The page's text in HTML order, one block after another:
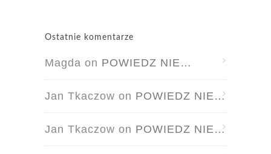
Ostatnie komentarze
Magda on POWIEDZ NIE…
Jan Tkaczow on POWIEDZ NIE…
Jan Tkaczow on POWIEDZ NIE…